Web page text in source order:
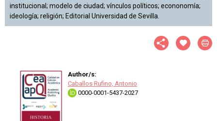
institucional; modelo de ciudad; vínculos políticos; econonomía;
ideología; religión; Editorial Universidad de Sevilla.
Author/s:
Caballos Rufino, Antonio
0000-0001-5437-2027